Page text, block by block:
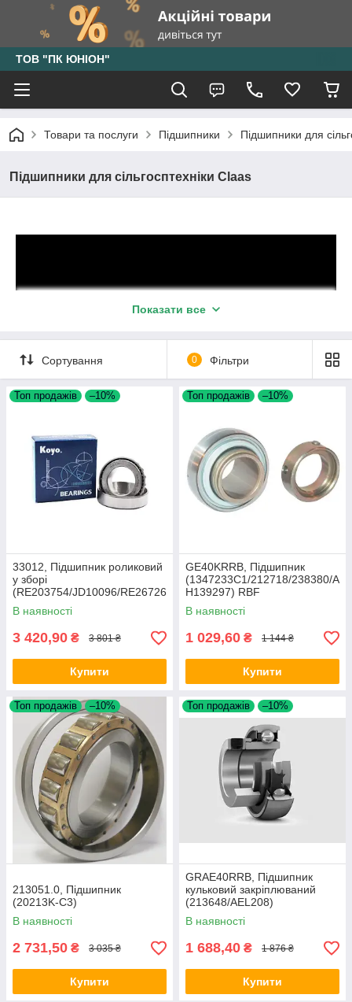
ТОВ "ПК ЮНІОН"
Товари та послуги Підшипники Підшипники для
Підшипники для сільгосптехніки Claas
Показати все
Сортування 0 Фільтри
Топ продажів –10%
33012, Підшипник роликовий
у зборі
(RE203754/JD10096/RE26726
5)
В наявності
3 420,90 ₴ 3 801 ₴
Купити
Топ продажів –10%
GE40KRRB, Підшипник
(1347233C1/212718/238380/A
H139297) RBF
В наявності
1 029,60 ₴ 1 144 ₴
Купити
Топ продажів –10%
213051.0, Підшипник
(20213K-C3)
В наявності
2 731,50 ₴ 3 035 ₴
Купити
Топ продажів –10%
GRAE40RRB, Підшипник
кульковий закріплюваний
(213648/AEL208)
В наявності
1 688,40 ₴ 1 876 ₴
Купити